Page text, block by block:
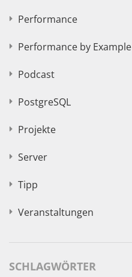
Performance
Performance by Example
Podcast
PostgreSQL
Projekte
Server
Tipp
Veranstaltungen
SCHLAGWÖRTER